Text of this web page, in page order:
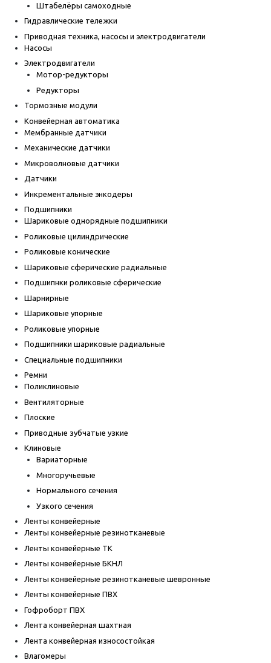
Штабелёры самоходные
Гидравлические тележки
Приводная техника, насосы и электродвигатели
Насосы
Электродвигатели
Мотор-редукторы
Редукторы
Тормозные модули
Конвейерная автоматика
Мембранные датчики
Механические датчики
Микроволновые датчики
Датчики
Инкрементальные энкодеры
Подшипники
Шариковые однорядные подшипники
Роликовые цилиндрические
Роликовые конические
Шариковые сферические радиальные
Подшипнки роликовые сферические
Шарнирные
Шариковые упорные
Роликовые упорные
Подшипники шариковые радиальные
Специальные подшипники
Ремни
Поликлиновые
Вентиляторные
Плоские
Приводные зубчатые узкие
Клиновые
Вариаторные
Многоручьевые
Нормального сечения
Узкого сечения
Ленты конвейерные
Ленты конвейерные резинотканевые
Ленты конвейерные ТК
Ленты конвейерные БКНЛ
Ленты конвейерные резинотканевые шевронные
Ленты конвейерные ПВХ
Гофроборт ПВХ
Лента конвейерная шахтная
Лента конвейерная износостойкая
Влагомеры